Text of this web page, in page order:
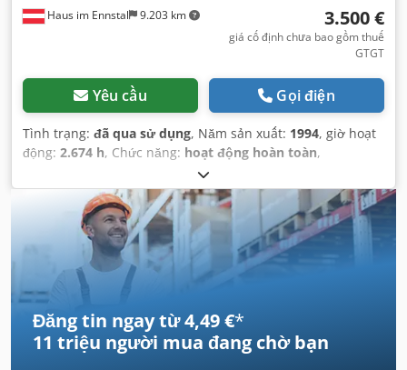
Haus im Ennstal 9.203 km 3.500 €
giá cố định chưa bao gồm thuế
GTGT
Yêu cầu Gọi điện
Tình trạng: đã qua sử dụng, Năm sản xuất: 1994, giờ hoạt
động: 2.674 h, Chức năng: hoạt động hoàn toàn,
Đăng tin ngay từ 4,49 €*
11 triệu người mua đang chờ bạn